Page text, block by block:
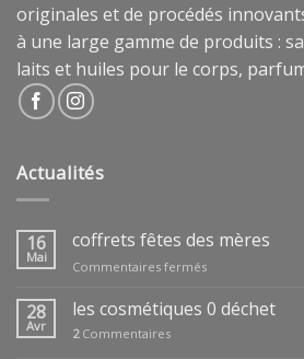
originales et de procédés
à une large gamme de produits :
laits et huiles pour le corps,
Actualités
16
Mai
coffrets fêtes des mères
Commentaires ferméssur
fêtes
28
Avr
les cosmétiques 0 déchet
2Commentaires